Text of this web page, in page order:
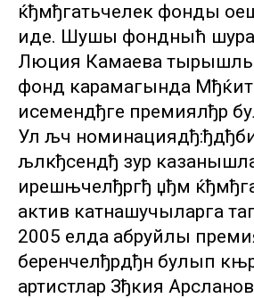
ќђмђгатьчелек фонды
иде. Шушы фондныћ
Люция Камаева
фонд карамагында Мђќит
исемендђге премиялђр
Ул љч
љлкђсендђ зур
ирешњчелђргђ џђм
актив катнашучыларга
2005 елда абруйлы
беренчелђрдђн булып
артистлар Зђкия